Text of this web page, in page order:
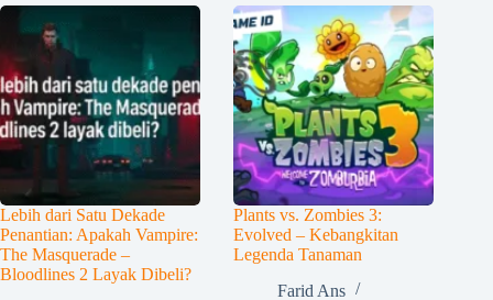
Lebih dari Satu Dekade
Penantian: Apakah Vampire:
The Masquerade –
Bloodlines 2 Layak Dibeli?
Plants vs. Zombies 3:
Evolved – Kebangkitan
Legenda Tanaman
Farid Ans